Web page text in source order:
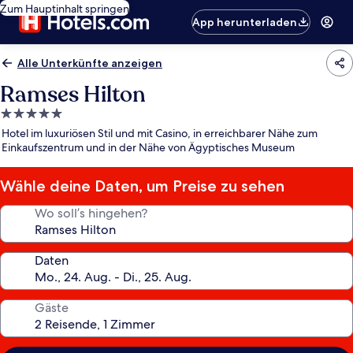
Zum Hauptinhalt springen
App herunterladen
Alle Unterkünfte anzeigen
Ramses Hilton
5.0-
Sterne-
Unterkunft
Hotel im luxuriösen Stil und mit Casino, in erreichbarer Nähe zum
Einkaufszentrum und in der Nähe von Ägyptisches Museum
Wähle deine Daten, um Preise zu sehen
Wo soll’s hingehen?
Daten
Gäste